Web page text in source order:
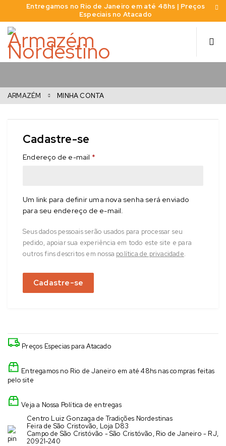
Entregamos no Rio de Janeiro em até 48hs | Preços
Especiais no Atacado
ARMAZÉM MINHA CONTA
Cadastre-se
Endereço de e-mail *
Um link para definir uma nova senha será enviado
para seu endereço de e-mail.
Seus dados pessoais serão usados ​​para processar seu
pedido, apoiar sua experiência em todo este site e para
outros fins descritos em nossa política de privacidade.
Cadastre-se
Preços Especias para Atacado
Entregamos no Rio de Janeiro em até 48hs nas compras feitas
pelo site
Veja a Nossa Política de entregas
Centro Luiz Gonzaga de Tradições Nordestinas
Feira de São Cristovão, Loja D83
Campo de São Cristóvão - São Cristóvão, Rio de Janeiro - RJ,
20921-240